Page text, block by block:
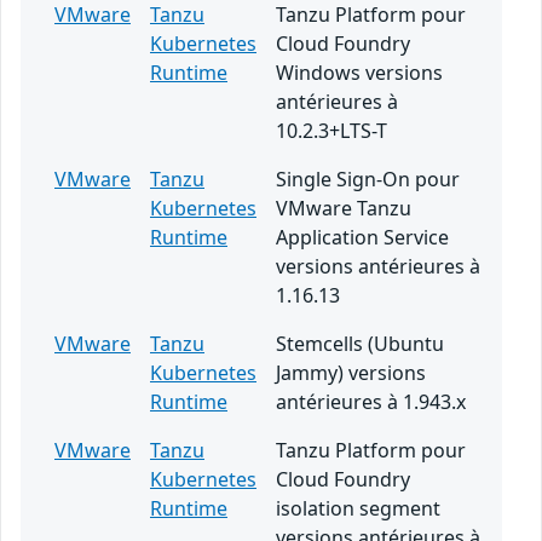
VMware
Tanzu
Kubernetes
Runtime
Tanzu Platform pour
Cloud Foundry
Windows versions
antérieures à
10.2.3+LTS-T
VMware
Tanzu
Kubernetes
Runtime
Single Sign-On pour
VMware Tanzu
Application Service
versions antérieures à
1.16.13
VMware
Tanzu
Kubernetes
Runtime
Stemcells (Ubuntu
Jammy) versions
antérieures à 1.943.x
VMware
Tanzu
Kubernetes
Runtime
Tanzu Platform pour
Cloud Foundry
isolation segment